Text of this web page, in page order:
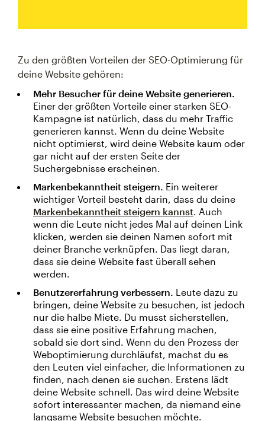
Zu den größten Vorteilen der SEO-Optimierung für
deine Website gehören:
Mehr Besucher für deine Website generieren.
Einer der größten Vorteile einer starken SEO-
Kampagne ist natürlich, dass du mehr Traffic
generieren kannst. Wenn du deine Website
nicht optimierst, wird deine Website kaum oder
gar nicht auf der ersten Seite der
Suchergebnisse erscheinen.
Markenbekanntheit steigern. Ein weiterer
wichtiger Vorteil besteht darin, dass du deine
Markenbekanntheit steigern kannst. Auch
wenn die Leute nicht jedes Mal auf deinen Link
klicken, werden sie deinen Namen sofort mit
deiner Branche verknüpfen. Das liegt daran,
dass sie deine Website fast überall sehen
werden.
Benutzererfahrung verbessern. Leute dazu zu
bringen, deine Website zu besuchen, ist jedoch
nur die halbe Miete. Du musst sicherstellen,
dass sie eine positive Erfahrung machen,
sobald sie dort sind. Wenn du den Prozess der
Weboptimierung durchläufst, machst du es
den Leuten viel einfacher, die Informationen zu
finden, nach denen sie suchen. Erstens lädt
deine Website schnell. Das wird deine Website
sofort interessanter machen, da niemand eine
langsame Website besuchen möchte.